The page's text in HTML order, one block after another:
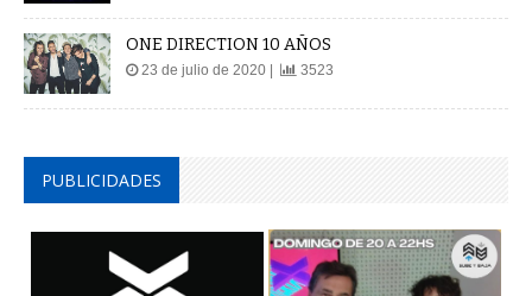
ONE DIRECTION 10 AÑOS
23 de julio de 2020 | 3523
PUBLICIDADES